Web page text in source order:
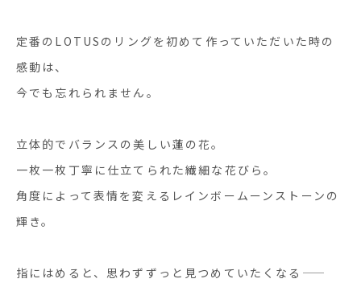
定番のLOTUSのリングを初めて作っていただいた時の
感動は、
今でも忘れられません。
立体的でバランスの美しい蓮の花。
一枚一枚丁寧に仕立てられた繊細な花びら。
角度によって表情を変えるレインボームーンストーンの
輝き。
指にはめると、思わずずっと見つめていたくなる——